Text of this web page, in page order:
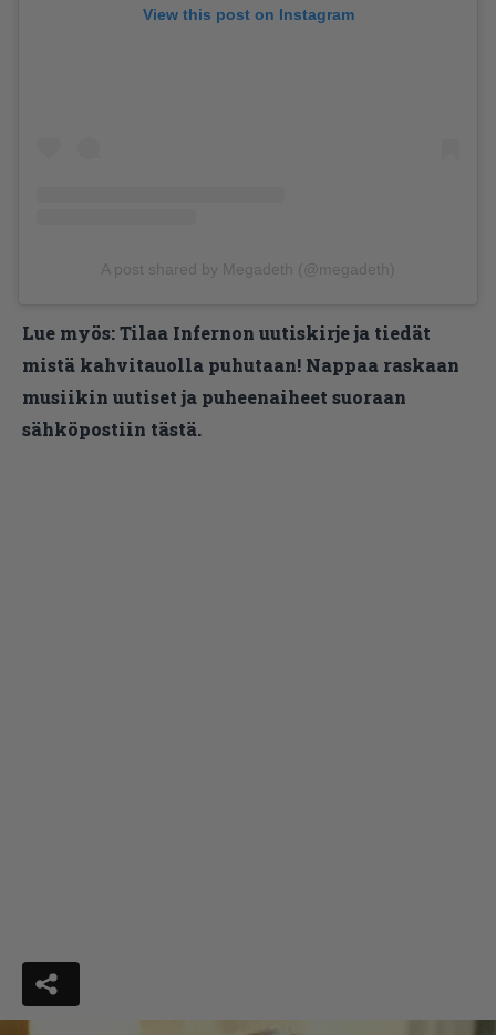
View this post on Instagram
A post shared by Megadeth (@megadeth)
Lue myös:Tilaa Infernon uutiskirje ja tiedät
mistä kahvitauolla puhutaan! Nappaa raskaan
musiikin uutiset ja puheenaiheet suoraan
sähköpostiin tästä.